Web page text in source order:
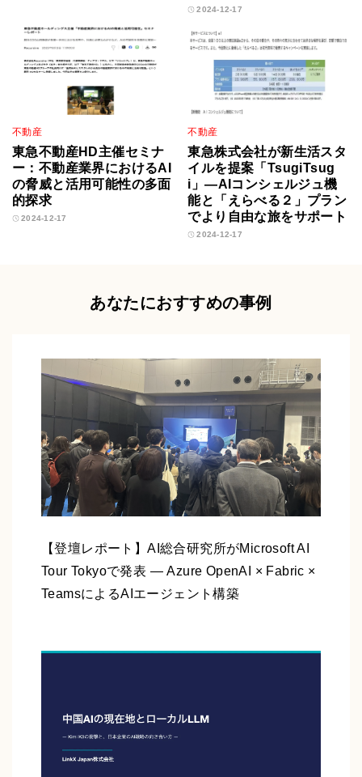
2024-12-17
不動産
東急不動産HD主催セミナ
ー：不動産業界におけるAI
の脅威と活用可能性の多面
的探求
2024-12-17
不動産
東急株式会社が新生活スタ
イルを提案「TsugiTsug
i」—AIコンシェルジュ機
能と「えらべる２」プラン
でより自由な旅をサポート
2024-12-17
あなたにおすすめの事例
【登壇レポート】AI総合研究所がMicrosoft AI
Tour Tokyoで発表 ― Azure OpenAI × Fabric ×
TeamsによるAIエージェント構築